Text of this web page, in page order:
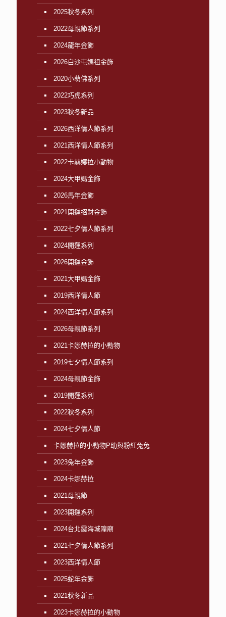
2025秋冬系列
2022母親節系列
2024龍年金飾
2026白沙屯媽祖金飾
2020小萌佛系列
2022巧虎系列
2023秋冬新品
2026西洋情人節系列
2021西洋情人節系列
2022卡赫娜拉小動物
2024大甲媽金飾
2026馬年金飾
2021開運招財金飾
2022七夕情人節系列
2024開運系列
2026開運金飾
2021大甲媽金飾
2019西洋情人節
2024西洋情人節系列
2026母親節系列
2021卡娜赫拉的小動物
2019七夕情人節系列
2024母親節金飾
2019開運系列
2022秋冬系列
2024七夕情人節
卡娜赫拉的小動物P助與粉紅兔兔
2023兔年金飾
2024卡娜赫拉
2021母親節
2023開運系列
2024台北霞海城隍廟
2021七夕情人節系列
2023西洋情人節
2025蛇年金飾
2021秋冬新品
2023卡娜赫拉的小動物